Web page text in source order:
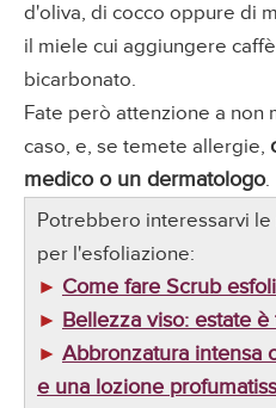
d'oliva, di cocco oppure di
il miele cui aggiungere
bicarbonato.
Fate però attenzione a non
caso, e, se temete allergie,
medico o un dermatologo.
Potrebbero interessarvi
per l'esfoliazione:
► Come fare Scrub
► Bellezza viso: estate
► Abbronzatura intensa
e una lozione